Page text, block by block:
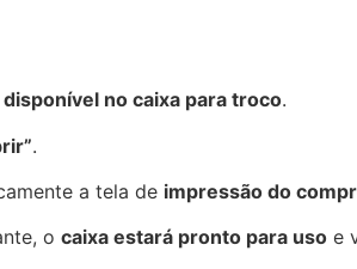
no caixa para troco.
.
a tela de impressão do
o caixa estará pronto para uso e